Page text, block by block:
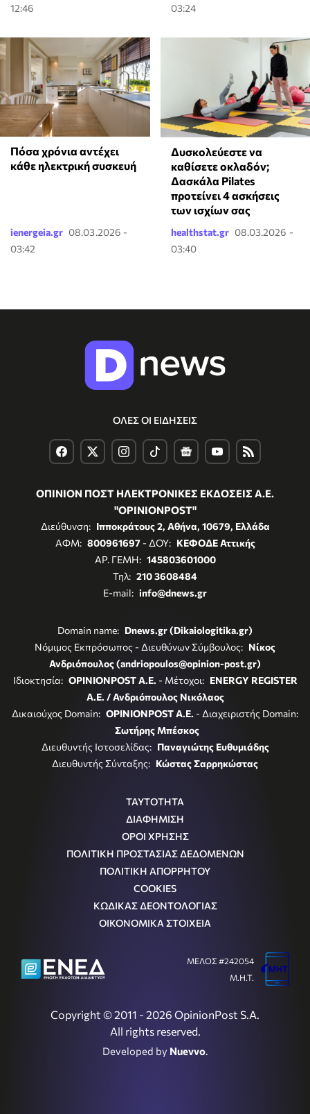
12:46
03:24
Πόσα χρόνια αντέχει
κάθε ηλεκτρική συσκευή
ienergeia.gr 08.03.2026 -
03:42
Δυσκολεύεστε να
καθίσετε οκλαδόν;
Δασκάλα Pilates
προτείνει 4 ασκήσεις
των ισχίων σας
healthstat.gr 08.03.2026 -
03:40
ΟΛΕΣ ΟΙ ΕΙΔΗΣΕΙΣ
ΟΠΙΝΙΟΝ ΠΟΣΤ ΗΛΕΚΤΡΟΝΙΚΕΣ ΕΚΔΟΣΕΙΣ Α.Ε.
"OPINIONPOST"
Διεύθυνση: Ιπποκράτους 2, Αθήνα, 10679, Ελλάδα
ΑΦΜ: 800961697- ΔΟΥ: ΚΕΦΟΔΕ Αττικής
ΑΡ. ΓΕΜΗ: 145803601000
Τηλ: 210 3608484
E-mail: info@dnews.gr
Domain name: Dnews.gr (Dikaiologitika.gr)
Νόμιμος Εκπρόσωπος - Διευθύνων Σύμβουλος: Νίκος
Ανδριόπουλος (andriopoulos@opinion-post.gr)
Ιδιοκτησία: OPINIONPOST A.E. - Μέτοχοι: ENERGY REGISTER
Α.Ε. / Ανδριόπουλος Νικόλαος
Δικαιούχος Domain: OPINIONPOST A.E. - Διαχειριστής Domain:
Σωτήρης Μπέσκος
Διευθυντής Ιστοσελίδας: Παναγιώτης Ευθυμιάδης
Διευθυντής Σύνταξης: Κώστας Σαρρηκώστας
ΤΑΥΤΟΤΗΤΑ
ΔΙΑΦΗΜΙΣΗ
ΟΡΟΙ ΧΡΗΣΗΣ
ΠΟΛΙΤΙΚΗ ΠΡΟΣΤΑΣΙΑΣ ΔΕΔΟΜΕΝΩΝ
ΠΟΛΙΤΙΚΗ ΑΠΟΡΡΗΤΟΥ
COOKIES
ΚΩΔΙΚΑΣ ΔΕΟΝΤΟΛΟΓΙΑΣ
ΟΙΚΟΝΟΜΙΚΑ ΣΤΟΙΧΕΙΑ
Copyright © 2011 - 2026 OpinionPost S.A.
All rights reserved.
Developed by Nuevvo.
ΜΕΛΟΣ #242054
Μ.Η.Τ.